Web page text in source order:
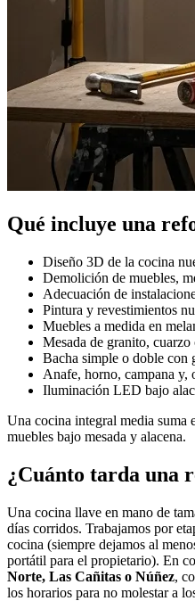
Qué incluye una
Diseño 3D de la cocina
Demolición de muebles,
Adecuación de
Pintura y revestimientos
Muebles a medida en
Mesada de granito, cuarzo
Bacha simple o doble con
Anafe, horno, campana y,
Iluminación LED bajo
Una cocina integral media suma
muebles bajo mesada y alacena.
¿Cuánto tarda una
Una cocina llave en mano de
días corridos. Trabajamos por
cocina (siempre dejamos al
portátil para el propietario). En
Norte, Las Cañitas o Núñez,
los horarios para no molestar a